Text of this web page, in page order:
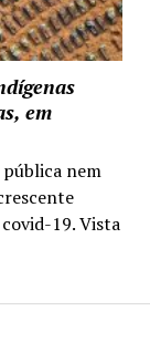
em
pública nem
19. Vista